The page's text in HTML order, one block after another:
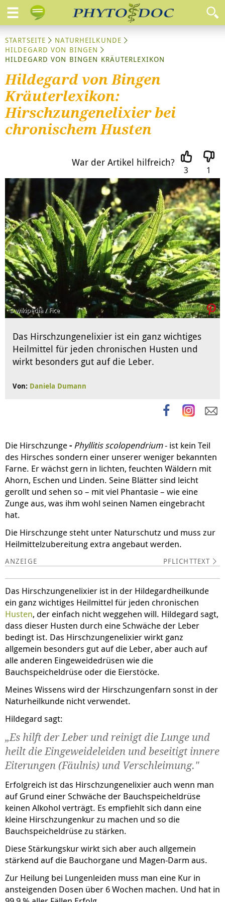
STARTSEITE
NATURHEILKUNDE
HILDEGARD VON BINGEN
HILDEGARD VON BINGEN KRÄUTERLEXIKON
Hildegard von Bingen
Kräuterlexikon:
Hirschzungenelixier bei
chronischem Husten
War der Artikel hilfreich?
3 1
© wikipedia / Fice
Das Hirschzungenelixier ist ein ganz wichtiges
Heilmittel für jeden chronischen Husten und
wirkt besonders gut auf die Leber.
Von: Daniela Dumann
Die Hirschzunge- Phyllitis scolopendrium- ist kein Teil
des Hirsches sondern einer unserer weniger bekannten
Farne. Er wächst gern in lichten, feuchten Wäldern mit
Ahorn, Eschen und Linden. Seine Blätter sind leicht
gerollt und sehen so – mit viel Phantasie – wie eine
Zunge aus, was ihm wohl seinen Namen eingebracht
hat.
Die Hirschzunge steht unter Naturschutz und muss zur
Heilmittelzubereitung extra angebaut werden.
PFLICHTTEXT
Das Hirschzungenelixier ist in der Hildegardheilkunde
ein ganz wichtiges Heilmittel für jeden chronischen
Husten, der einfach nicht weggehen will. Hildegard sagt,
dass dieser Husten durch eine Schwäche der Leber
bedingt ist. Das Hirschzungenelixier wirkt ganz
allgemein besonders gut auf die Leber, aber auch auf
alle anderen Eingeweidedrüsen wie die
Bauchspeicheldrüse oder die Eierstöcke.
Meines Wissens wird der Hirschzungenfarn sonst in der
Naturheilkunde nicht verwendet.
Hildegard sagt:
„Es hilft der Leber und reinigt die Lunge und
heilt die Eingeweideleiden und beseitigt innere
Eiterungen (Fäulnis) und Verschleimung."
Erfolgreich ist das Hirschzungenelixier auch wenn man
auf Grund einer Schwäche der Bauchspeicheldrüse
keinen Alkohol verträgt. Es empfiehlt sich dann eine
kleine Hirschzungenkur zu machen und so die
Bauchspeicheldrüse zu stärken.
Diese Stärkungskur wirkt sich aber auch allgemein
stärkend auf die Bauchorgane und Magen-Darm aus.
Zur Heilung bei Lungenleiden muss man eine Kur in
ansteigenden Dosen über 6 Wochen machen. Und hat in